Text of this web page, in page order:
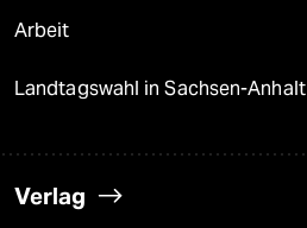
Arbeit
Landtagswahl in Sachsen-Anhalt
Verlag